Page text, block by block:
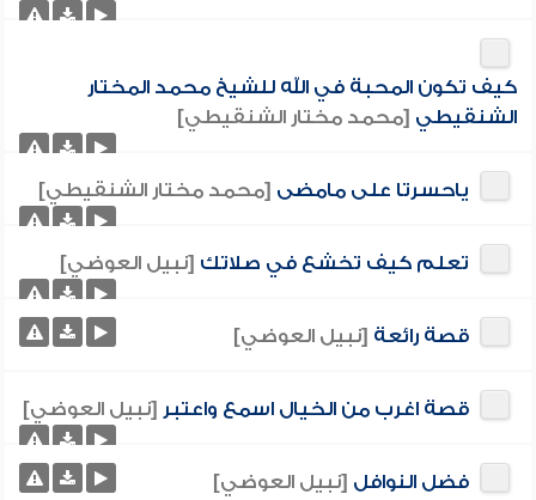
كيف تكون المحبة في الله للشيخ محمد المختار
الشنقيطي [محمد مختار الشنقيطي]
ياحسرتا على مامضى [محمد مختار الشنقيطي]
تعلم كيف تخشع في صلاتك [نبيل العوضي]
قصة رائعة [نبيل العوضي]
قصة اغرب من الخيال اسمع واعتبر [نبيل العوضي]
فضل النوافل [نبيل العوضي]